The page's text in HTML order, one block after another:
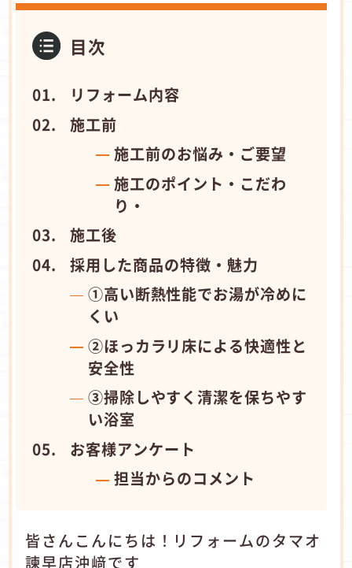
目次
リフォーム内容
施工前
施工前のお悩み・ご要望
施工のポイント・こだわ
り・
施工後
採用した商品の特徴・魅力
①高い断熱性能でお湯が冷めに
くい
②ほっカラリ床による快適性と
安全性
③掃除しやすく清潔を保ちやす
い浴室
お客様アンケート
担当からのコメント
皆さんこんにちは！リフォームのタマオ
諫早店沖﨑です